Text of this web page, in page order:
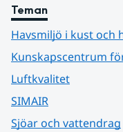
Teman
Havsmiljö i kust och
Kunskapscentrum
Luftkvalitet
SIMAIR
Sjöar och vattendrag